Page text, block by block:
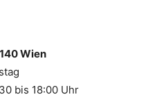
Wien
bis 18:00 Uhr